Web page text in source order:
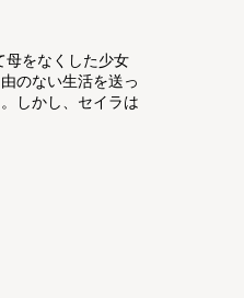
母をなくした少女
のない生活を送っ
しかし、セイラは